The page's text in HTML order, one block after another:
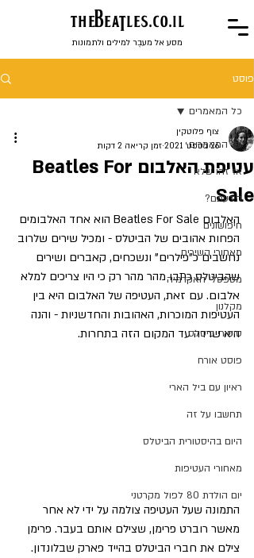
theBeaTles.co.il
מסע אל מעבֶר למילים ולתמונות
פוסט
כל המאמרים
אז זהו שלא
הידעתם?
חיפושונים
מאחורי השירים
מספסלי האקדמיה
מקלנון
סיפורי ביטלס
פוסט אורח
ראיון עם ביל הארי
תחשבו על זה
היום בהיסטורית הביטלס
מאחורי העטיפות
יום הולדת 80 לפול מקרטני
כל המאמרים
עטיפת האלבום Beatles For
Sale
צוף פלוטקין
26 בספט׳ 2021
זמן קריאה 2 דקות
האלבום Beatles For Sale הוא אחד האלבומים
הפחות אהובים של הביטלס - ומכיל שירים שלרוב
נחשבים כ"פילרים" ונשכחים, קאברים ושירים
שהביטלס כתבו מהר מהר רק כי היו צריכים למלא
אלבום. עם זאת, העטיפה של האלבום היא בין
העטיפות המוכרות, האהובות והחדשניות - והנה
היא שרדה עד המקום הזה בתחרות.
התמונה שעל העטיפה צולמה על ידי לא אחר
מאשר רוברט פרימן, שצילם אותם בעבר. פרימן
צילם את חברי הביטלס בהייד פארק שבלונדון.